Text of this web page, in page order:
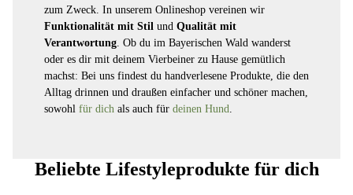
zum Zweck. In unserem Onlineshop vereinen wir
Funktionalität mit Stil und Qualität mit
Verantwortung . Ob du im Bayerischen Wald wanderst
oder es dir mit deinem Vierbeiner zu Hause gemütlich
machst: Bei uns findest du handverlesene Produkte, die den
Alltag drinnen und draußen einfacher und schöner machen,
sowohl für dich als auch für deinen Hund
Beliebte Lifestyleprodukte für dich